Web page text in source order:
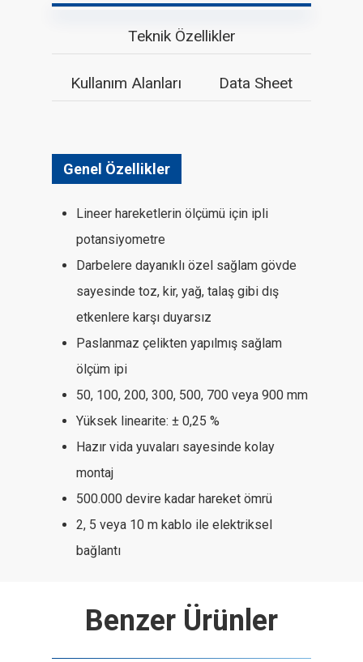
Teknik Özellikler
Kullanım Alanları Data Sheet
Genel Özellikler
Lineer hareketlerin ölçümü için ipli
potansiyometre
Darbelere dayanıklı özel sağlam gövde
sayesinde toz, kir, yağ, talaş gibi dış
etkenlere karşı duyarsız
Paslanmaz çelikten yapılmış sağlam
ölçüm ipi
50, 100, 200, 300, 500, 700 veya 900 mm
Yüksek linearite: ± 0,25 %
Hazır vida yuvaları sayesinde kolay
montaj
500.000 devire kadar hareket ömrü
2, 5 veya 10 m kablo ile elektriksel
bağlantı
Benzer Ürünler